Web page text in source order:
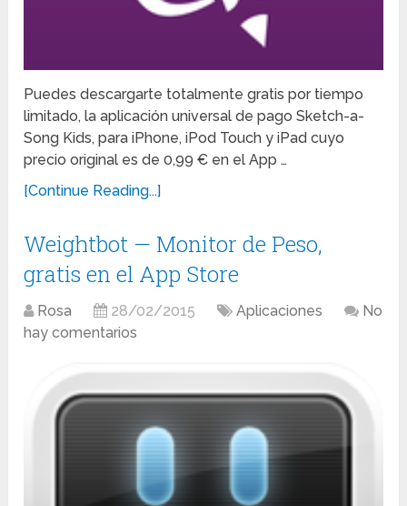
Puedes descargarte totalmente gratis por tiempo
limitado, la aplicación universal de pago Sketch-a-
Song Kids, para iPhone, iPod Touch y iPad cuyo
precio original es de 0,99 € en el App …
[Continue Reading...]
Weightbot — Monitor de Peso,
gratis en el App Store
Rosa 28/02/2015 Aplicaciones
No
hay comentarios